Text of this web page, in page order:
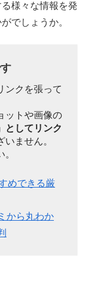
様々な情報を発
でしょうか。
ンクを張って
ットや画像の
としてリンク
いません。
めできる厳
から丸わか